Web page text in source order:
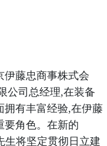
伊藤忠商事株式会
公司总经理,在装备
拥有丰富经验,在伊藤
要角色。在新的
生将坚定贯彻日立建